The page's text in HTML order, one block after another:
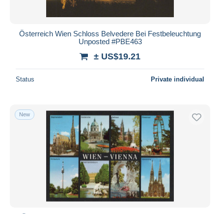
Österreich Wien Schloss Belvedere Bei Festbeleuchtung
Unposted #PBE463
± US$19.21
Status Private individual
New